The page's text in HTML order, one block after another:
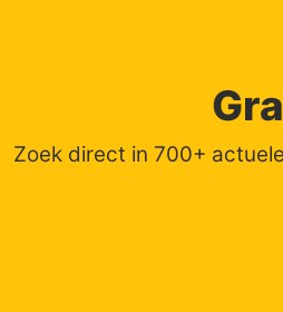
Zoek direct in 700+